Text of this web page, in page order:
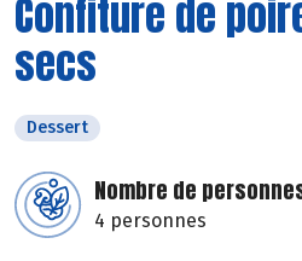
Confiture de
secs
Dessert
Nombre de
4 personnes